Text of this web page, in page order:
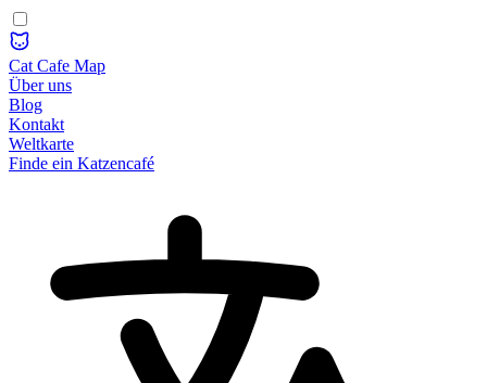
Cat Cafe Map
Über uns
Blog
Kontakt
Weltkarte
Finde ein Katzencafé